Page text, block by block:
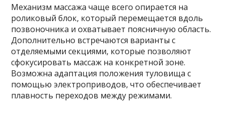
Механизм массажа чаще всего опирается на
роликовый блок, который перемещается вдоль
позвоночника и охватывает поясничную область.
Дополнительно встречаются варианты с
отделяемыми секциями, которые позволяют
сфокусировать массаж на конкретной зоне.
Возможна адаптация положения туловища с
помощью электроприводов, что обеспечивает
плавность переходов между режимами.